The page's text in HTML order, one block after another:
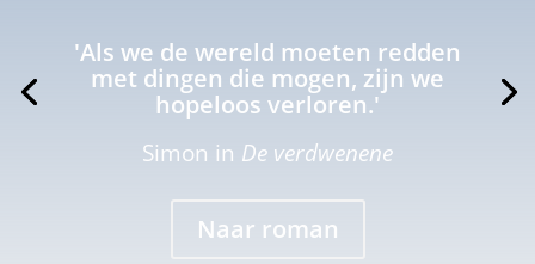
'Als we de wereld moeten redden
met dingen die mogen, zijn we
hopeloos verloren.'
Simon in De verdwenene
Naar roman